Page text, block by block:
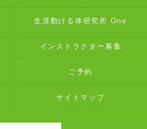
生涯動ける体研究所 One
インストラクター募集
ご予約
サイトマップ